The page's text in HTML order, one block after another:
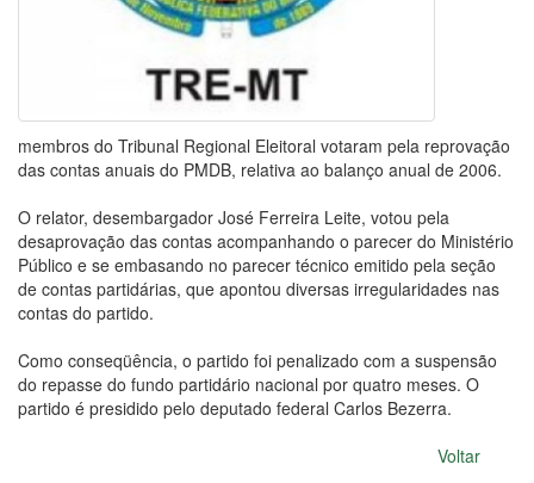
membros do Tribunal Regional Eleitoral votaram pela reprovação
das contas anuais do PMDB, relativa ao balanço anual de 2006.
O relator, desembargador José Ferreira Leite, votou pela
desaprovação das contas acompanhando o parecer do Ministério
Público e se embasando no parecer técnico emitido pela seção
de contas partidárias, que apontou diversas irregularidades nas
contas do partido.
Como conseqüência, o partido foi penalizado com a suspensão
do repasse do fundo partidário nacional por quatro meses. O
partido é presidido pelo deputado federal Carlos Bezerra.
Voltar